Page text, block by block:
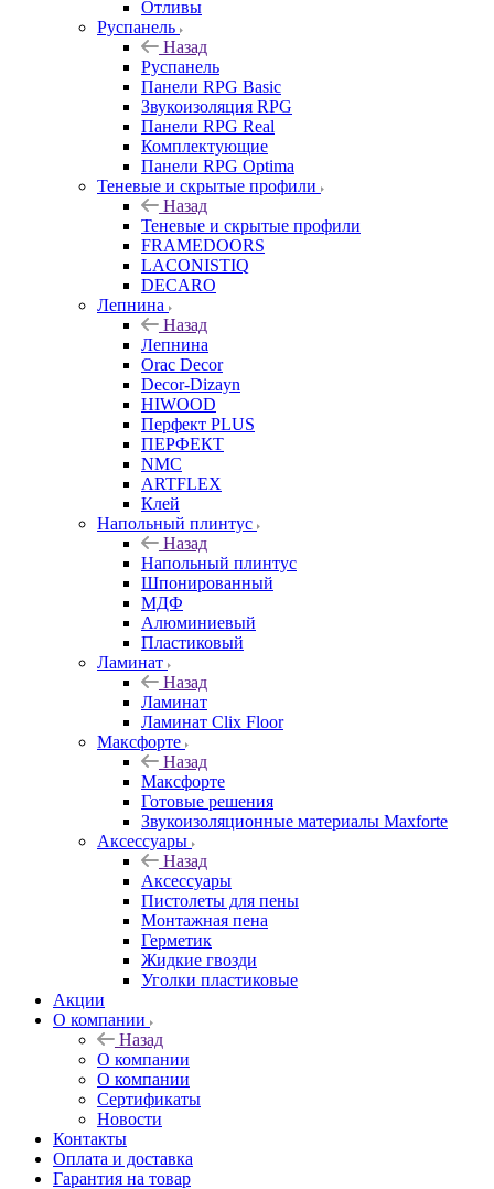
Отливы
Руспанель
Назад
Руспанель
Панели RPG Basic
Звукоизоляция RPG
Панели RPG Real
Комплектующие
Панели RPG Optima
Теневые и скрытые профили
Назад
Теневые и скрытые профили
FRAMEDOORS
LACONISTIQ
DECARO
Лепнина
Назад
Лепнина
Orac Decor
Decor-Dizayn
HIWOOD
Перфект PLUS
ПЕРФЕКТ
NMC
ARTFLEX
Клей
Напольный плинтус
Назад
Напольный плинтус
Шпонированный
МДФ
Алюминиевый
Пластиковый
Ламинат
Назад
Ламинат
Ламинат Clix Floor
Максфорте
Назад
Максфорте
Готовые решения
Звукоизоляционные материалы Maxforte
Аксессуары
Назад
Аксессуары
Пистолеты для пены
Монтажная пена
Герметик
Жидкие гвозди
Уголки пластиковые
Акции
О компании
Назад
О компании
О компании
Сертификаты
Новости
Контакты
Оплата и доставка
Гарантия на товар